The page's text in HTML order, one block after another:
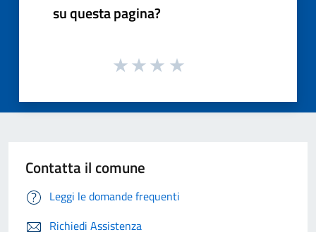
su questa pagina?
Contatta il comune
Leggi le domande frequenti
Richiedi Assistenza